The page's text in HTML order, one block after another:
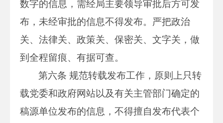
数字的信息，需经局主要领导审批后方可发
布，未经审批的信息不得发布。严把政治
关、法律关、政策关、保密关、文字关，做
到全程留痕、有据可查。
第六条 规范转载发布工作，原则上只转
载党委和政府网站以及有关主管部门确定的
稿源单位发布的信息，不得擅自发布代表个